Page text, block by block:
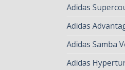
Adidas
Adidas
Adidas Samba
Adidas